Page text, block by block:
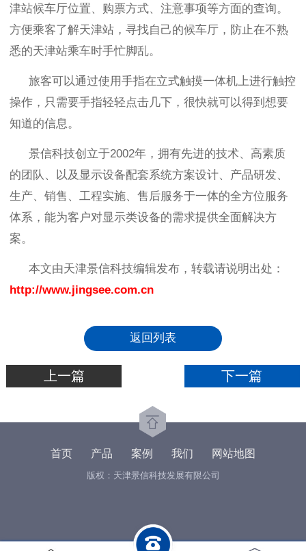
津站候车厅位置、购票方式、注意事项等方面的查询。
方便乘客了解天津站，寻找自己的候车厅，防止在不熟
悉的天津站乘车时手忙脚乱。
旅客可以通过使用手指在立式触摸一体机上进行触控
操作，只需要手指轻轻点击几下，很快就可以得到想要
知道的信息。
景信科技创立于2002年，拥有先进的技术、高素质
的团队、以及显示设备配套系统方案设计、产品研发、
生产、销售、工程实施、售后服务于一体的全方位服务
体系，能为客户对显示类设备的需求提供全面解决方
案。
本文由天津景信科技编辑发布，转载请说明出处：
http://www.jingsee.com.cn
返回列表
上一篇 下一篇
首页 产品 案例 我们 网站地图
版权：天津景信科技发展有限公司